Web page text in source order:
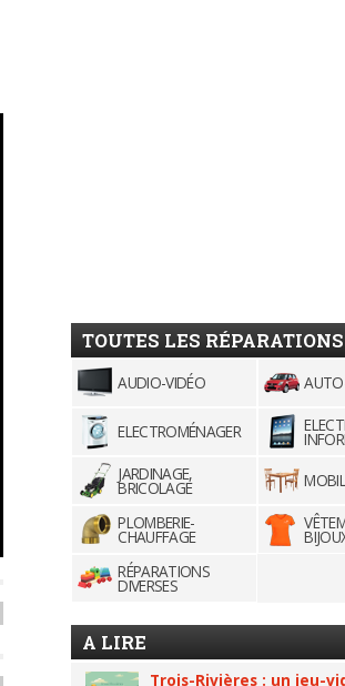
TOUTES LES RÉPARATIONS
AUDIO-VIDÉO
ELECTROMÉNAGER
JARDINAGE,
BRICOLAGE
PLOMBERIE-
CHAUFFAGE
RÉPARATIONS
DIVERSES
A LIRE
Trois-Rivières : un jeu-